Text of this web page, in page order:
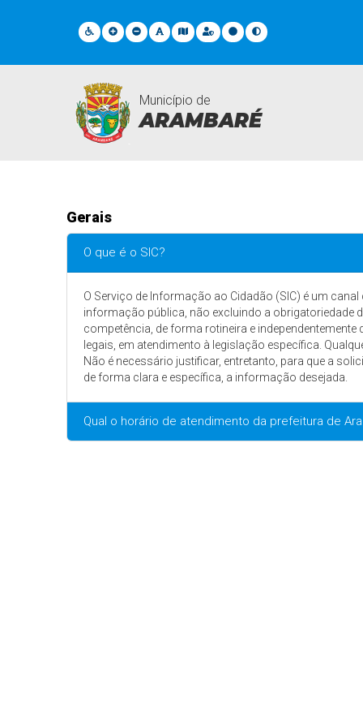
Município de
ARAMBARÉ
FAQ
Gerais
O que é o SIC?
O Serviço de Informação ao Cidadão (SIC) é um
informação pública, não excluindo a obrigatoriedade
competência, de forma rotineira e
legais, em atendimento à legislação específica.
Não é necessário justificar, entretanto, para que a
de forma clara e específica, a informação desejada.
Qual o horário de atendimento da prefeitura de